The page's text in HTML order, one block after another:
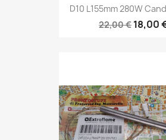
D10 L155mm 280W
22,00 € 18,00